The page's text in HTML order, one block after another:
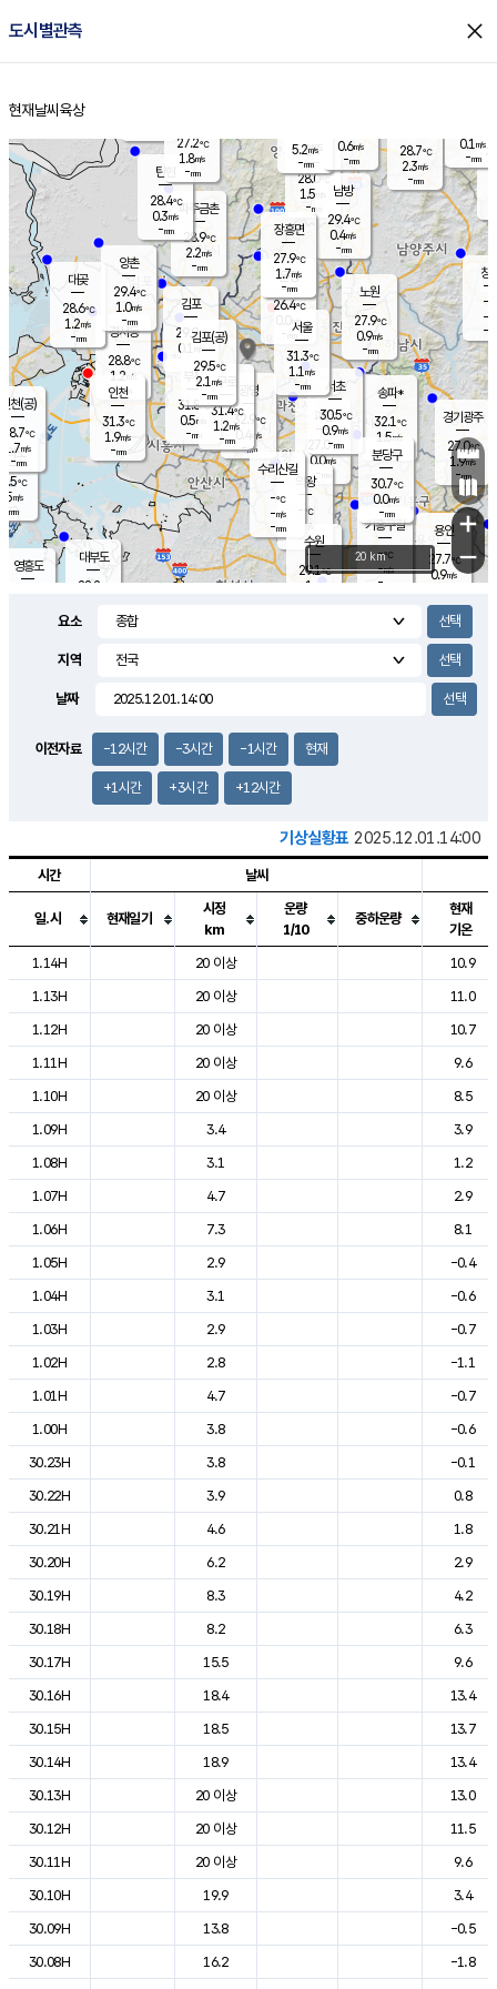
도시별관측 close
홈
현재날씨 육상
의도
℃
m/s
mm
영흥도
양주
28.0℃
1.5
-mm
과천
27.0℃
0.0m/s
- mm
용인
27.7℃
0.9m/s
경기광주
27.0℃
1.9m/s
-mm
0.1m/s
대부도
28.2
경서동
28.8℃
1.2 m/s
-mm
파주금촌
28.9℃
2.2m/s
-mm
28.7℃
2.3m/s
-mm
대곶
28.6℃
1.2m/s
-mm
창
-
-m/
-
탄현
28.4℃
0.3m/s
-mm
0.1 m/s
-mm
의왕
- ℃
m/s
mm
김포
29.9℃
0.1 m/s
mm
광명
32.9 ℃
0.4 m/s
-mm
부천
31.8℃
0.5m/s
-mm
양촌
29.4℃
1.0m/s
-mm
구로
31.4℃
1.2m/s
-mm
은평
26.4℃
0.0 m/s
- mm
노원
27.9℃
0.9m/s
-mm
송파*
32.1℃
1.5m/s
-mm
서초
30.5℃
0.9m/s
-mm
남방
29.4℃
0.4m/s
-mm
기흥구갈
-℃
-m/s
-
수리산길
-℃
-m/s
-mm
분당구
30.7℃
0.0m/s
-mm
장흥면
27.9℃
1.7m/s
-mm
5.2m/s
-mm
인천(공)
28.7℃
1.7m/s
-mm
김포(공)
29.5℃
2.1 m/s
-mm
수원
29.1℃
1 m/s
인천
31.3℃
1.9m/s
-mm
서울
31.3℃
1.1 m/s
-mm
27.2℃
1.8m/s
-mm
0.6m/s
-mm
+
−
20 km
요소
지역
날짜
이전자료 -12시간 -3시간 -1시간 현재
+1시간 +3시간 +12시간
기상실황표 2025.12.01.14:00
도시별 기상실황표로 지점, 날씨, 기온, 강수, 바람, 기압등을 안내한 표입
시간 날씨
일.시 현재일기
시정
km
운량
1/10
중하운량
현재
기온
1.14H
20 이상
10.9
1.13H
20 이상
11.0
1.12H
20 이상
10.7
1.11H
20 이상
9.6
1.10H
20 이상
8.5
1.09H
3.4
3.9
1.08H
3.1
1.2
1.07H
4.7
2.9
1.06H
7.3
8.1
1.05H
2.9
-0.4
1.04H
3.1
-0.6
1.03H
2.9
-0.7
1.02H
2.8
-1.1
1.01H
4.7
-0.7
1.00H
3.8
-0.6
30.23H
3.8
-0.1
30.22H
3.9
0.8
30.21H
4.6
1.8
30.20H
6.2
2.9
30.19H
8.3
4.2
30.18H
8.2
6.3
30.17H
15.5
9.6
30.16H
18.4
13.4
30.15H
18.5
13.7
30.14H
18.9
13.4
30.13H
20 이상
13.0
30.12H
20 이상
11.5
30.11H
20 이상
9.6
30.10H
19.9
3.4
30.09H
13.8
-0.5
30.08H
16.2
-1.8